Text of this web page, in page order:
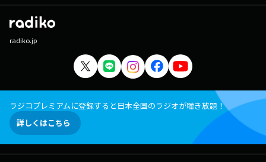
radiko.jp
ラジコプレミアムに登録すると日本全国のラジオが聴き放題！
詳しくはこちら